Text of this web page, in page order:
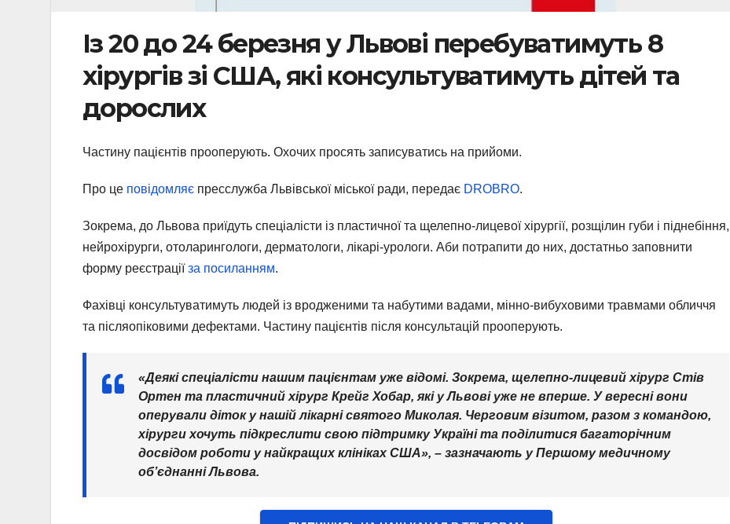
Із 20 до 24 березня у Львові перебуватимуть 8
хірургів зі США, які консультуватимуть дітей та
дорослих
Частину пацієнтів прооперують. Охочих просять записуватись на прийоми.
Про це повідомляє пресслужба Львівської міської ради, передає DROBRO.
Зокрема, до Львова приїдуть спеціалісти із пластичної та щелепно-лицевої хірургії, розщілин губи і піднебіння,
нейрохірурги, отоларингологи, дерматологи, лікарі-урологи. Аби потрапити до них, достатньо заповнити
форму реєстраціїза посиланням.
Фахівці консультуватимуть людей із вродженими та набутими вадами, мінно-вибуховими травмами обличчя
та післяопіковими дефектами. Частину пацієнтів після консультацій прооперують.
«Деякі спеціалісти нашим пацієнтам уже відомі. Зокрема, щелепно-лицевий хірург Стів
Ортен та пластичний хірург Крейг Хобар, які у Львові уже не вперше. У вересні вони
оперували діток у нашій лікарні святого Миколая. Черговим візитом, разом з командою,
хірурги хочуть підкреслити свою підтримку Україні та поділитися багаторічним
досвідом роботи у найкращих клініках США», – зазначають у Першому медичному
об’єднанні Львова.